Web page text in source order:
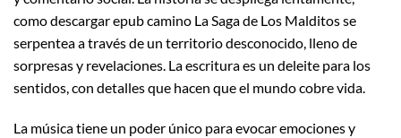
como descargar epub camino La Saga de Los Malditos se
serpentea a través de un territorio desconocido, lleno de
sorpresas y revelaciones. La escritura es un deleite para los
sentidos, con detalles que hacen que el mundo cobre vida.
La música tiene un poder único para evocar emociones y